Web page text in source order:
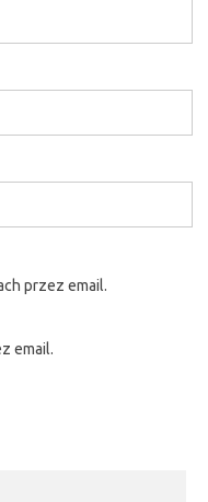
przez email.
email.